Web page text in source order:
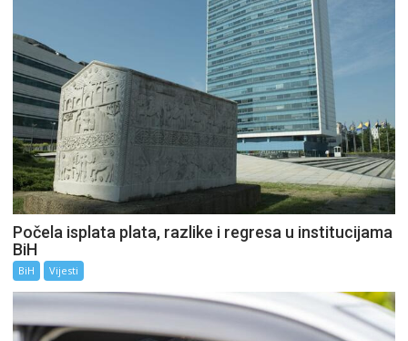
Počela isplata plata, razlike i regresa u institucijama
BiH
BiH Vijesti